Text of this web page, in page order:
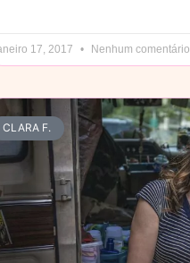
17, 2017 Nenhum comentário
CLARA F.